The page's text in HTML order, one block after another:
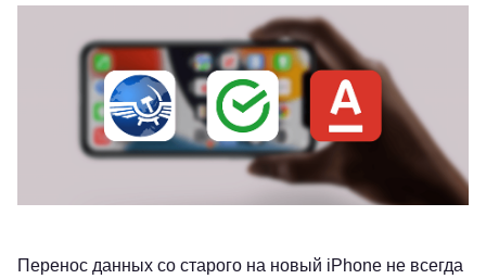
MacBook
Перенос данных со старого на новый iPhone не всегда